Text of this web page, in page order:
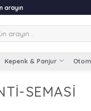
arayın
Kepenk & Panjur
SEMASI